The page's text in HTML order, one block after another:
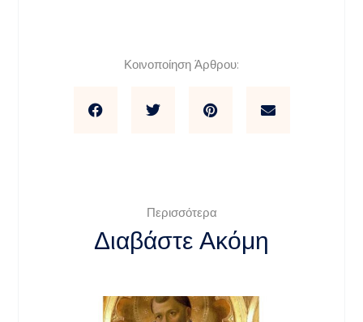
Κοινοποίηση Άρθρου:
Περισσότερα
Διαβάστε Ακόμη